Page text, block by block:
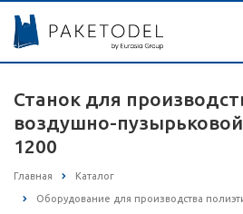
Станок для
воздушно-
1200
Главная Каталог
Оборудование для производства